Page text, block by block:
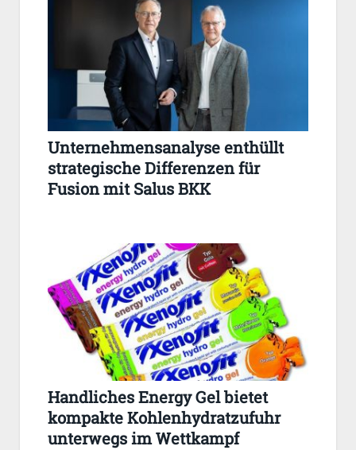
Unternehmensanalyse enthüllt
strategische Differenzen für
Fusion mit Salus BKK
Handliches Energy Gel bietet
kompakte Kohlenhydratzufuhr
unterwegs im Wettkampf